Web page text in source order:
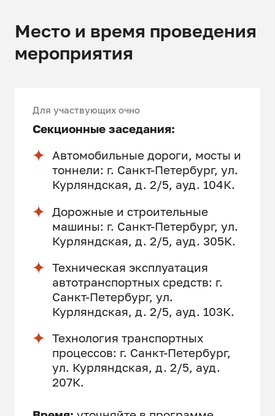
Место и время проведения
мероприятия
Для участвующих очно
Секционные заседания:
Автомобильные дороги, мосты и
тоннели: г. Санкт-Петербург, ул.
Курляндская, д. 2/5, ауд. 104К.
Дорожные и строительные
машины: г. Санкт-Петербург, ул.
Курляндская, д. 2/5, ауд. 305К.
Техническая эксплуатация
автотранспортных средств: г.
Санкт-Петербург, ул.
Курляндская, д. 2/5, ауд. 103К.
Технология транспортных
процессов: г. Санкт-Петербург,
ул. Курляндская, д. 2/5, ауд.
207К.